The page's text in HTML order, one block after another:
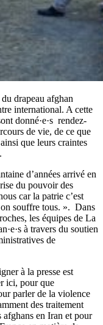
drapeau afghan
international. A cette
donné·e·s rendez-
de vie, de ce que
que leurs craintes
d’années arrivé en
du pouvoir des
car la patrie c’est
souffre tous. ». Dans
les équipes de La
à travers du soutien
de
à la presse est
ici, pour que
parler de la violence
des traitement
afghans en Iran et pour